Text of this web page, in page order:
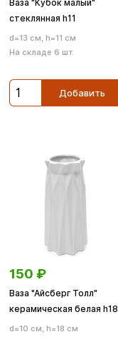
Ваза "Кубок малый"
стеклянная h11
d=13 см, h=11 см
На складе 6 шт.
Добавить
150 ₽
Ваза "Айсберг Толл"
керамическая белая h18
d=10 см, h=18 см